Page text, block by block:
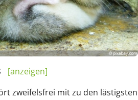
[anzeigen]
zweifelsfrei mit zu den lästigsten